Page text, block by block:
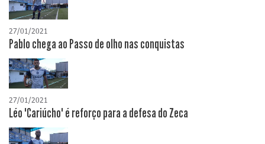
27/01/2021
Pablo chega ao Passo de olho nas conquistas
27/01/2021
Léo "Cariúcho" é reforço para a defesa do Zeca